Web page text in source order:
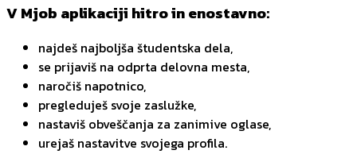
V Mjob aplikaciji hitro in enostavno:
najdeš najboljša študentska dela,
se prijaviš na odprta delovna mesta,
naročiš napotnico,
pregleduješ svoje zaslužke,
nastaviš obveščanja za zanimive oglase,
urejaš nastavitve svojega profila.